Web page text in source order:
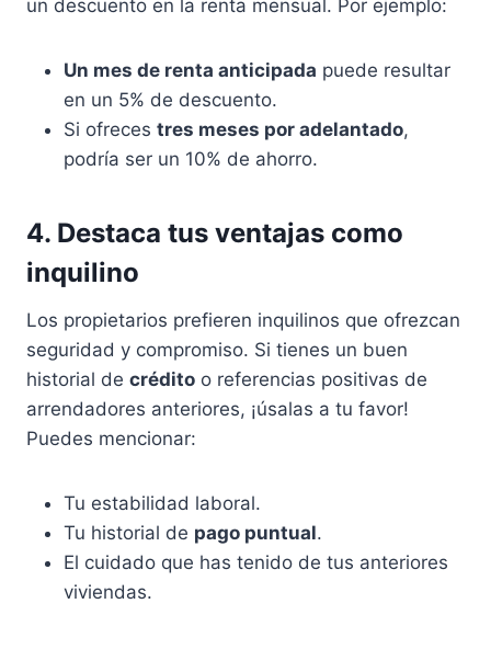
un descuento en la renta mensual. Por ejemplo:
Un mes de renta anticipada puede resultar
en un 5% de descuento.
Si ofreces tres meses por adelantado,
podría ser un 10% de ahorro.
4. Destaca tus ventajas como
inquilino
Los propietarios prefieren inquilinos que ofrezcan
seguridad y compromiso. Si tienes un buen
historial de crédito o referencias positivas de
arrendadores anteriores, ¡úsalas a tu favor!
Puedes mencionar:
Tu estabilidad laboral.
Tu historial de pago puntual.
El cuidado que has tenido de tus anteriores
viviendas.